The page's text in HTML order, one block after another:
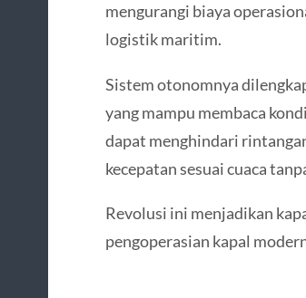
mengurangi biaya
logistik maritim.
Sistem otonomnya
yang mampu membaca
dapat menghindari
kecepatan sesuai cuaca
Revolusi ini menjadikan
pengoperasian kapal